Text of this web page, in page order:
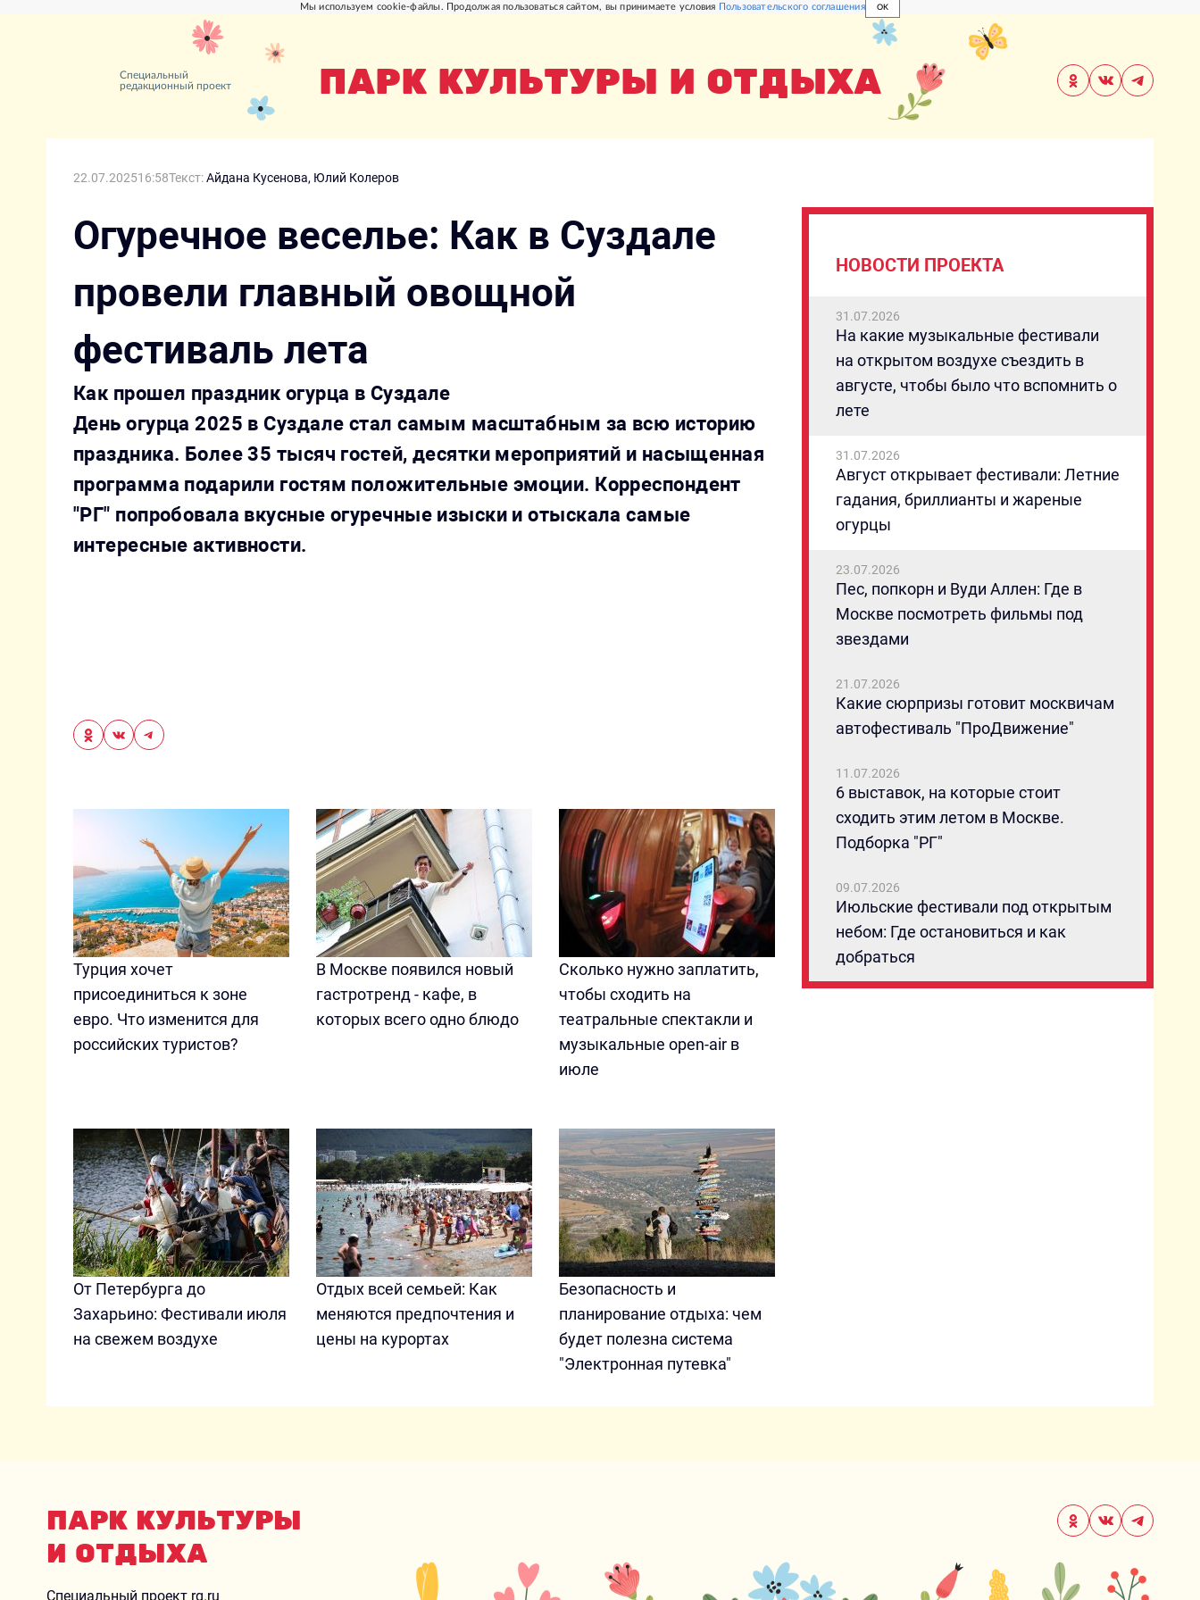
Мы используем cookie-файлы. Продолжая пользоваться сайтом, вы принимаете условия Пользовательского соглашения OK
Специальный
редакционный проект
ПАРК КУЛЬТУРЫ И ОТДЫХА
22.07.202516:58Текст:Айдана Кусенова, Юлий Колеров
Огуречное веселье: Как в Суздале
провели главный овощной
фестиваль лета
Как прошел праздник огурца в Суздале
День огурца 2025 в Суздале стал самым масштабным за всю историю
праздника. Более 35 тысяч гостей, десятки мероприятий и насыщенная
программа подарили гостям положительные эмоции. Корреспондент
"РГ" попробовала вкусные огуречные изыски и отыскала самые
интересные активности.
Турция хочет
присоединиться к зоне
евро. Что изменится для
российских туристов?
В Москве появился новый
гастротренд - кафе, в
которых всего одно блюдо
Сколько нужно заплатить,
чтобы сходить на
театральные спектакли и
музыкальные open-air в
июле
От Петербурга до
Захарьино: Фестивали июля
на свежем воздухе
Отдых всей семьей: Как
меняются предпочтения и
цены на курортах
Безопасность и
планирование отдыха: чем
будет полезна система
"Электронная путевка"
НОВОСТИ ПРОЕКТА
31.07.2026
На какие музыкальные фестивали
на открытом воздухе съездить в
августе, чтобы было что вспомнить о
лете
31.07.2026
Август открывает фестивали: Летние
гадания, бриллианты и жареные
огурцы
23.07.2026
Пес, попкорн и Вуди Аллен: Где в
Москве посмотреть фильмы под
звездами
21.07.2026
Какие сюрпризы готовит москвичам
автофестиваль "ПроДвижение"
11.07.2026
6 выставок, на которые стоит
сходить этим летом в Москве.
Подборка "РГ"
09.07.2026
Июльские фестивали под открытым
небом: Где остановиться и как
добраться
ПАРК КУЛЬТУРЫ
И ОТДЫХА
Специальный проект rg.ru